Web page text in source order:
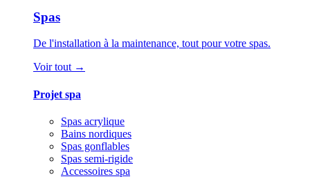
Spas
De l'installation à la maintenance, tout pour votre spas.
Voir tout →
Projet spa
Spas acrylique
Bains nordiques
Spas gonflables
Spas semi-rigide
Accessoires spa